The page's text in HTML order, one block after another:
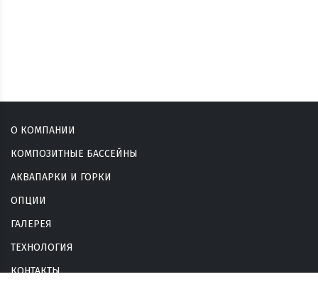
О КОМПАНИИ
КОМПОЗИТНЫЕ БАССЕЙНЫ
АКВАПАРКИ И ГОРКИ
ОПЦИИ
ГАЛЕРЕЯ
ТЕХНОЛОГИЯ
КОНТАКТЫ